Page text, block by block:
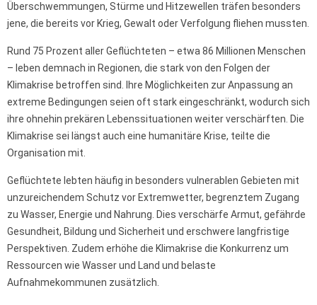
Überschwemmungen, Stürme und Hitzewellen träfen besonders
jene, die bereits vor Krieg, Gewalt oder Verfolgung fliehen mussten.
Rund 75 Prozent aller Geflüchteten – etwa 86 Millionen Menschen
– leben demnach in Regionen, die stark von den Folgen der
Klimakrise betroffen sind. Ihre Möglichkeiten zur Anpassung an
extreme Bedingungen seien oft stark eingeschränkt, wodurch sich
ihre ohnehin prekären Lebenssituationen weiter verschärften. Die
Klimakrise sei längst auch eine humanitäre Krise, teilte die
Organisation mit.
Geflüchtete lebten häufig in besonders vulnerablen Gebieten mit
unzureichendem Schutz vor Extremwetter, begrenztem Zugang
zu Wasser, Energie und Nahrung. Dies verschärfe Armut, gefährde
Gesundheit, Bildung und Sicherheit und erschwere langfristige
Perspektiven. Zudem erhöhe die Klimakrise die Konkurrenz um
Ressourcen wie Wasser und Land und belaste
Aufnahmekommunen zusätzlich.